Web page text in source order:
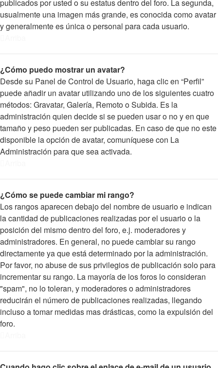
publicados por usted o su estatus dentro del foro. La segunda,
usualmente una imagen más grande, es conocida como avatar
y generalmente es única o personal para cada usuario.
¿Cómo puedo mostrar un avatar?
Desde su Panel de Control de Usuario, haga clic en “Perfil”
puede añadir un avatar utilizando uno de los siguientes cuatro
métodos: Gravatar, Galería, Remoto o Subida. Es la
administración quien decide si se pueden usar o no y en que
tamaño y peso pueden ser publicadas. En caso de que no este
disponible la opción de avatar, comuníquese con La
Administración para que sea activada.
¿Cómo se puede cambiar mi rango?
Los rangos aparecen debajo del nombre de usuario e indican
la cantidad de publicaciones realizadas por el usuario o la
posición del mismo dentro del foro, e.j. moderadores y
administradores. En general, no puede cambiar su rango
directamente ya que está determinado por la administración.
Por favor, no abuse de sus privilegios de publicación solo para
incrementar su rango. La mayoría de los foros lo consideran
"spam", no lo toleran, y moderadores o administradores
reducirán el número de publicaciones realizadas, llegando
incluso a tomar medidas mas drásticas, como la expulsión del
foro.